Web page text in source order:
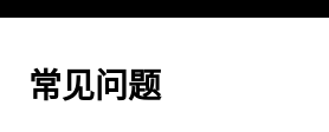
常见问题